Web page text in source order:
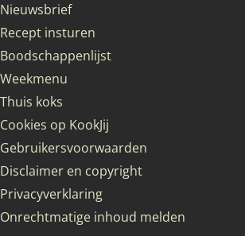
Nieuwsbrief
Recept insturen
Boodschappenlijst
Weekmenu
Thuis koks
Cookies op KookJij
Gebruikersvoorwaarden
Disclaimer en copyright
Privacyverklaring
Onrechtmatige inhoud melden